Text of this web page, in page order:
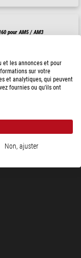
pour AM5 / AM3
h
et les annonces et pour
sur votre
et analytiques, qui peuvent
fournies ou qu'ils ont
Non, ajuster